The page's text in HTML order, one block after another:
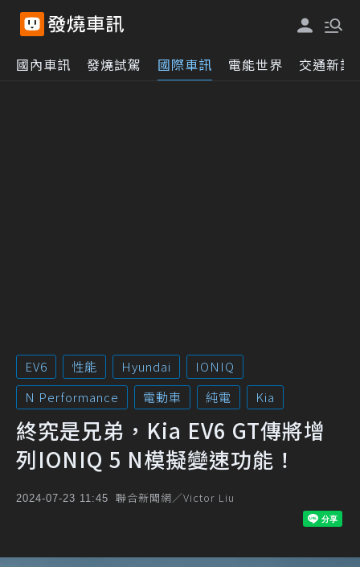
國內車訊 發燒試駕 國際車訊 電能世界 交通新訊
EV6 性能 Hyundai
IONIQ
N Performance
電動車 純電 Kia
終究是兄弟，Kia EV6 GT傳將增
列IONIQ 5 N模擬變速功能！
2024-07-23 11:45 聯合新聞網／Victor Liu